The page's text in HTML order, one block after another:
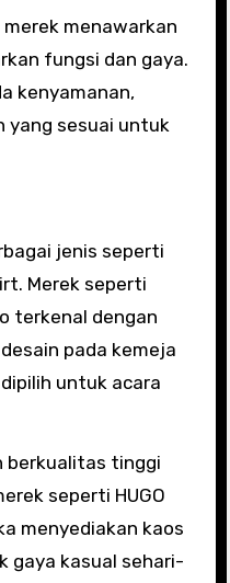
menawarkan
fungsi dan gaya.
kenyamanan,
yang sesuai untuk
jenis seperti
Merek seperti
terkenal dengan
pada kemeja
untuk acara
berkualitas tinggi
seperti HUGO
menyediakan kaos
gaya kasual sehari-